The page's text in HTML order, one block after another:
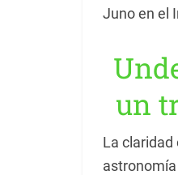
Juno en el
un
La